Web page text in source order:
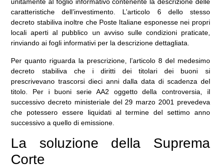
unitamente al foglio informativo contenente la descrizione delle
caratteristiche dell’investimento. L’articolo 6 dello stesso
decreto stabiliva inoltre che Poste Italiane esponesse nei propri
locali aperti al pubblico un avviso sulle condizioni praticate,
rinviando ai fogli informativi per la descrizione dettagliata.
Per quanto riguarda la prescrizione, l’articolo 8 del medesimo
decreto stabiliva che i diritti dei titolari dei buoni si
prescrivevano trascorsi dieci anni dalla data di scadenza del
titolo. Per i buoni serie AA2 oggetto della controversia, il
successivo decreto ministeriale del 29 marzo 2001 prevedeva
che potessero essere liquidati al termine del settimo anno
successivo a quello di emissione.
La soluzione della Suprema
Corte